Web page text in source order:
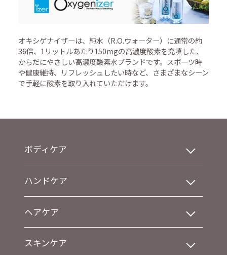
オキシゲナイザーは、純水（R.O.ウォーター）に通常の約
36倍、1リットルあたり150mgの高濃度酸素を充填した、
からだにやさしい高濃度酸素水ブランドです。スポーツ時
や健康維持、リフレッシュしたい時など、さまざまなシーン
で手軽に酸素を取り入れていただけます。
ボディケア
ハンドケア
ヘアケア
スキンケア